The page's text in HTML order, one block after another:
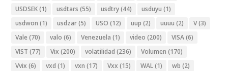
USDSEK(1) usdtars (55) usdtry(44) usduyu (1)
usdwon (1) usdzar(5) USO (12) uup (2) uuuu (2) V(3)
Vale (70) valo (6) Venezuela (1) video (200) VISA(6)
VIST (77) Vix (200) volatilidad (236) Volumen (170)
Vvix (6) vxd (1) vxn (17) Vxx (15) WAL(1) wb (2)